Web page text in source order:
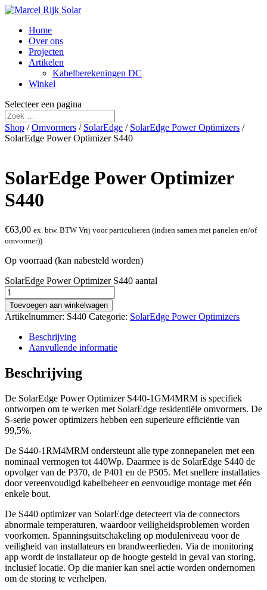
Home
Over ons
Projecten
Artikelen
Kabelberekeningen DC
Winkel
Selecteer een pagina
Shop /Omvormers / SolarEdge / SolarEdge Power Optimizers /
SolarEdge Power Optimizer S440
SolarEdge Power Optimizer
S440
€63,00 ex. btw. BTW Vrij voor particulieren (indien samen met panelen en/of
omvormer))
Op voorraad (kan nabesteld worden)
SolarEdge Power Optimizer S440 aantal
Toevoegen aan winkelwagen
Artikelnummer: S440 Categorie: SolarEdge Power Optimizers
Beschrijving
Aanvullende informatie
Beschrijving
De SolarEdge Power Optimizer S440-1GM4MRM is specifiek
ontworpen om te werken met SolarEdge residentiële omvormers. De
S-serie power optimizers hebben een superieure efficiëntie van
99,5%.
De S440-1RM4MRM ondersteunt alle type zonnepanelen met een
nominaal vermogen tot 440Wp. Daarmee is de SolarEdge S440 de
opvolger van de P370, de P401 en de P505. Met snellere installaties
door vereenvoudigd kabelbeheer en eenvoudige montage met één
enkele bout.
De S440 optimizer van SolarEdge detecteert via de connectors
abnormale temperaturen, waardoor veiligheidsproblemen worden
voorkomen. Spanningsuitschakeling op moduleniveau voor de
veiligheid van installateurs en brandweerlieden. Via de monitoring
app wordt de installateur op de hoogte gesteld in geval van storing,
inclusief locatie. Op die manier kan snel actie worden ondernomen
om de storing te verhelpen.